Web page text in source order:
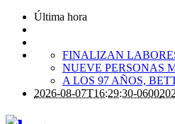
Última hora
FINALIZAN
NUEVE PERSONAS
A LOS 97 AÑOS,
2026-08-07T16:29:30-0600